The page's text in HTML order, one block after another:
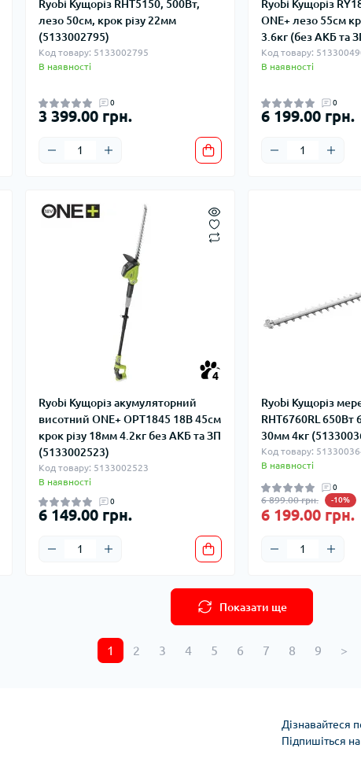
Ryobi Кущоріз RHT5150, 500Вт,
лезо 50см, крок різу 22мм
(5133002795)
Код товару: 5133002795
В наявності
0
3 399.00 грн.
Ryobi Кущоріз
ONE+ лезо 55см
3.6кг (без АКБ та
Код товару:
В наявності
0
6 199.00 грн.
4
Ryobi Кущоріз акумуляторний
висотний ONE+ OPT1845 18В 45см
крок різу 18мм 4.2кг без АКБ та ЗП
(5133002523)
Код товару: 5133002523
В наявності
0
6 149.00 грн.
Ryobi Кущоріз
RHT6760RL 650Вт
30мм 4кг
Код товару:
В наявності
0
6 899.00 грн. -10%
6 199.00 грн.
Показати ще
1 2 3 4 5 6 7 8 9 >
Дізнавайтеся
Підпишіться